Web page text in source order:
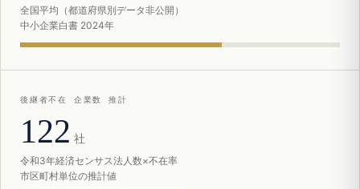
全国平均（都道府県別データ非公開）
中小企業白書 2024年
後継者不在 企業数 推計
122 社
令和3年経済センサス法人数×不在率
市区町村単位の推計値